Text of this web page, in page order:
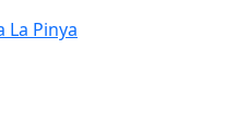
La Pinya